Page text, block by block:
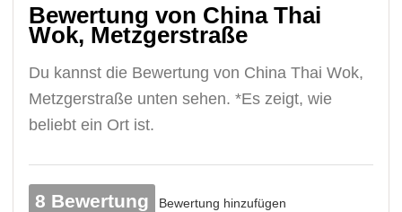
Bewertung von China Thai
Wok, Metzgerstraße
Du kannst die Bewertung von China Thai Wok,
Metzgerstraße unten sehen. *Es zeigt, wie
beliebt ein Ort ist.
8 Bewertung Bewertung hinzufügen